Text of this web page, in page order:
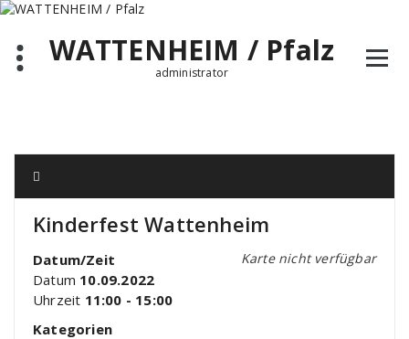
Zum
springenWATTENHEIM / Pfalz
administrator
Kinderfest Wattenheim
Karte nicht verfügbar
Datum/Zeit
Datum 10.09.2022
Uhrzeit 11:00 - 15:00
Kategorien